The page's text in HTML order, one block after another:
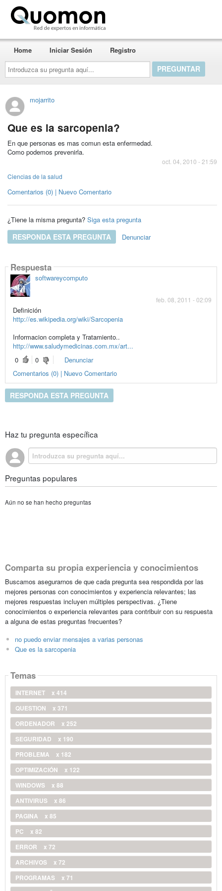
Introduzca
su
pregunta
aquí...
Home Iniciar Sesión Registro
mojarrito
Que es la sarcopenia?
En que personas es mas comun esta enfermedad.
Como podemos prevenirla.
oct. 04, 2010 - 21:59
Ciencias de la salud
Comentarios (0) | Nuevo Comentario
¿Tiene la misma pregunta? Siga esta pregunta
RESPONDA ESTA PREGUNTA Denunciar
Respuesta
softwareycomputo
feb. 08, 2011 - 02:09
Definición
http://es.wikipedia.org/wiki/Sarcopenia
Informacion completa y Tratamiento..
http://www.saludymedicinas.com.mx/art...
0
0
Denunciar
Comentarios (0) | Nuevo Comentario
RESPONDA ESTA PREGUNTA
Haz tu pregunta específica
Preguntas populares
Aún no se han hecho preguntas
Comparta su propia experiencia y conocimientos
Buscamos asegurarnos de que cada pregunta sea respondida por las
mejores personas con conocimientos y experiencia relevantes; las
mejores respuestas incluyen múltiples perspectivas. ¿Tiene
conocimientos o experiencia relevantes para contribuir con su respuesta
a alguna de estas preguntas frecuentes?
no puedo enviar mensajes a varias personas
Que es la sarcopenia
Temas
INTERNET
x 414
QUESTION
x 371
ORDENADOR
x 252
SEGURIDAD
x 190
PROBLEMA
x 182
OPTIMIZACIÓN
x 122
WINDOWS
x 88
ANTIVIRUS
x 86
PAGINA
x 85
PC
x 82
ERROR
x 72
ARCHIVOS
x 72
PROGRAMAS
x 71